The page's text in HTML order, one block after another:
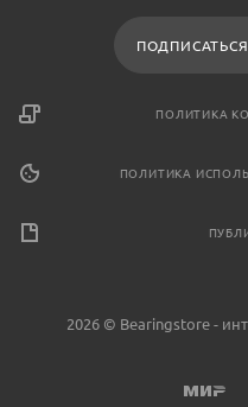
ПОЛИТИКА
ПОЛИТИКА
2026 © Bearingstore -